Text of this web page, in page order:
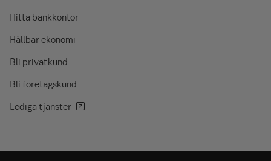
Hitta bankkontor
Hållbar ekonomi
Bli privatkund
Bli företagskund
Lediga tjänster